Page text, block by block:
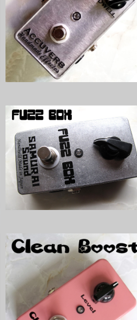
Accuverbリバーブキット【BASIC K
IT】
¥8,800
Fuzz Boxファズキット【BASIC KIT】
¥5,000
Clean Boostブースターキット【BA
SIC KIT】
¥5,500